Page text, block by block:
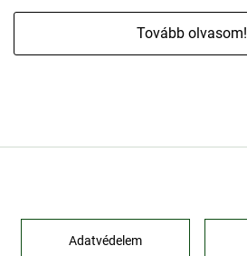
Tovább olvasom!
Adatvédelem